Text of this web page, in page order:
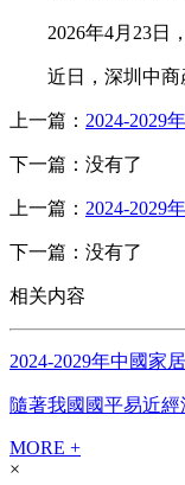
2026年4月23日，
近日，深圳中商產
上一篇： 2024-2029
下一篇：没有了
上一篇： 2024-2029
下一篇：没有了
相关内容
2024-2029年中國家居
隨著我國國平易近
MORE +
×